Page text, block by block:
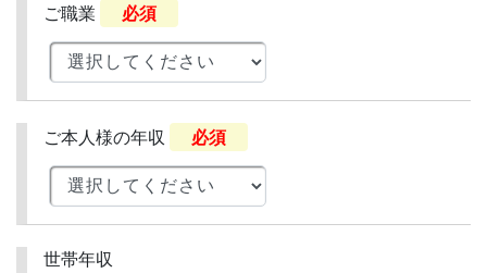
ご職業 必須
ご本人様の年収 必須
世帯年収